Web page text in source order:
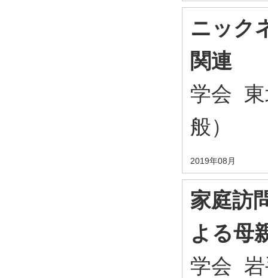
ニック
関連
学会 東
般）
2019年08月
家庭訪
よる母
学会 岩